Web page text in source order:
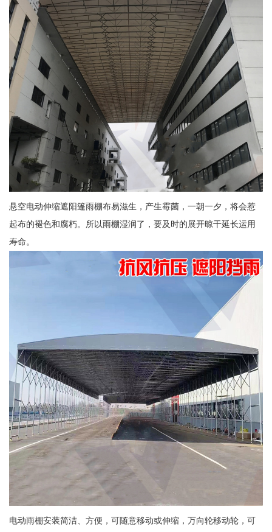
悬空电动伸缩遮阳篷雨棚布易滋生，产生霉菌，一朝一夕，将会惹
起布的褪色和腐朽。所以雨棚湿润了，要及时的展开晾干延长运用
寿命。
电动雨棚安装简洁、方便，可随意移动或伸缩，万向轮移动轮，可